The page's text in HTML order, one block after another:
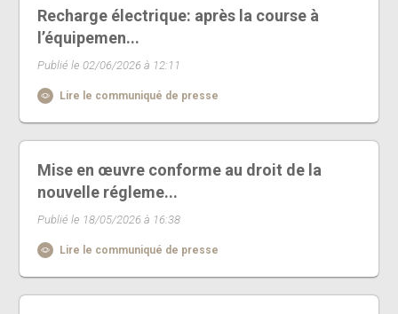
Recharge électrique: après la course à
l’équipemen...
Publié le 02/06/2026 à 12:11
Lire le communiqué de presse
Mise en œuvre conforme au droit de la
nouvelle régleme...
Publié le 18/05/2026 à 16:38
Lire le communiqué de presse